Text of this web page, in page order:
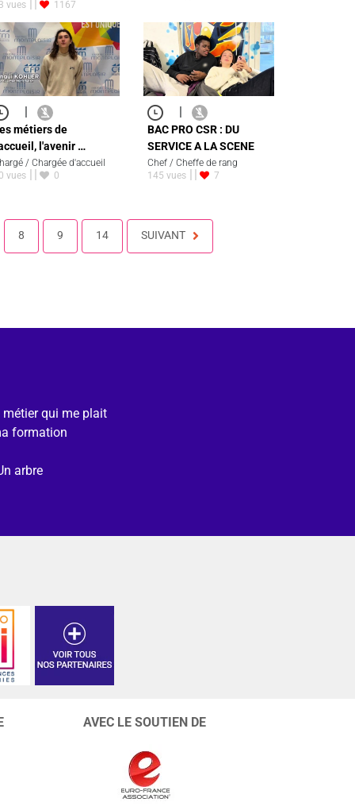
vues
1167
|
métiers de
l'avenir …
/ Chargée d'accueil
vues
0
|
BAC PRO CSR : DU
SERVICE A LA SCENE
Chef / Cheffe de rang
145 vues
7
8 9 14 SUIVANT
qui me plait
formation
arbre
AVEC LE SOUTIEN DE